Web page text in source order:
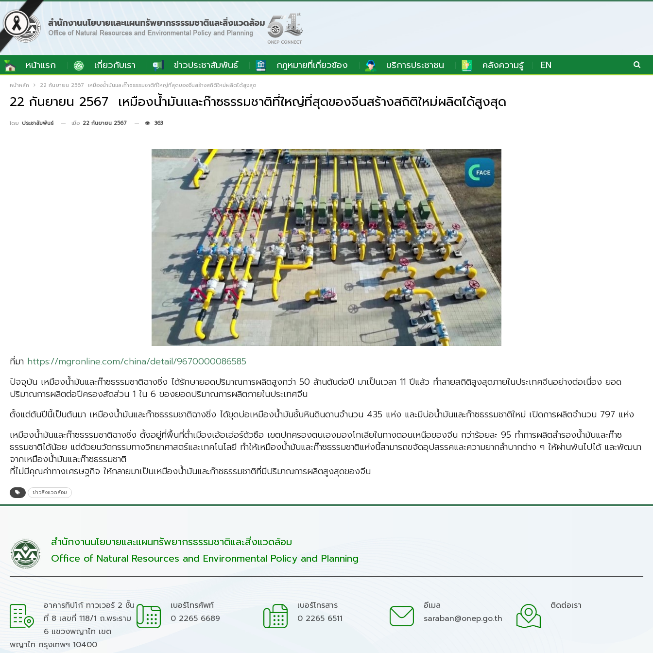
หน้าแรก เกี่ยวกับเรา ข่าวประชาสัมพันธ์ กฎหมายที่เกี่ยวข้อง บริการประชาชน คลังความรู้ EN
หน้าหลัก 22 กันยายน 2567 เหมืองน้ำมันและก๊าซธรรมชาติที่ใหญ่ที่สุดของจีนสร้างสถิติใหม่ผลิตได้สูงสุด
22 กันยายน 2567 เหมืองน้ำมันและก๊าซธรรมชาติที่ใหญ่ที่สุดของจีนสร้างสถิติใหม่ผลิตได้สูงสุด
โดย ประชาสัมพันธ์ เมื่อ 22 กันยายน 2567 363
ที่มา https://mgronline.com/china/detail/9670000086585
ปัจจุบัน เหมืองน้ำมันและก๊าซธรรมชาติฉางชิ่ง ได้รักษายอดปริมาณการผลิตสูงกว่า 50 ล้านตันต่อปี มาเป็นเวลา 11 ปีแล้ว ทำลายสถิติสูงสุดภายในประเทศจีนอย่างต่อเนื่อง ยอด
ปริมาณการผลิตต่อปีครองสัดส่วน 1 ใน 6 ของยอดปริมาณการผลิตภายในประเทศจีน
ตั้งแต่ต้นปีนี้เป็นต้นมา เหมืองน้ำมันและก๊าซธรรมชาติฉางชิ่ง ได้ขุดบ่อเหมืองน้ำมันชั้นหินดินดานจำนวน 435 แห่ง และมีบ่อน้ำมันและก๊าซธรรมชาติใหม่ เปิดการผลิตจำนวน 797 แห่ง
เหมืองน้ำมันและก๊าซธรรมชาติฉางชิ่ง ตั้งอยู่ที่พื้นที่ต่ำเมืองเอ้อเอ่อร์ตัวซือ เขตปกครองตนเองมองโกเลียในทางตอนเหนือของจีน กว่าร้อยละ 95 ทำการผลิตสำรองน้ำมันและก๊าซ
ธรรมชาติได้น้อย แต่ด้วยนวัตกรรมทางวิทยาศาสตร์และเทคโนโลยี ทำให้เหมืองน้ำมันและก๊าซธรรมชาติแห่งนี้สามารถขจัดอุปสรรคและความยากลำบากต่าง ๆ ให้ผ่านพ้นไปได้ และพัฒนา
จากเหมืองน้ำมันและก๊าซธรรมชาติ
ที่ไม่มีคุณค่าทางเศรษฐกิจ ให้กลายมาเป็นเหมืองน้ำมันและก๊าซธรรมชาติที่มีปริมาณการผลิตสูงสุดของจีน
ข่าวสิ่งแวดล้อม
สำนักงานนโยบายและแผนทรัพยากรธรรมชาติและสิ่งแวดล้อม
Office of Natural Resources and Environmental Policy and Planning
อาคารทิปโก้ ทาวเวอร์ 2 ชั้น
ที่ 8 เลขที่ 118/1 ถ.พระราม
6 แขวงพญาไท เขต
พญาไท กรุงเทพฯ 10400
เบอร์โทรศัพท์
0 2265 6689
เบอร์โทรสาร
0 2265 6511
อีเมล
saraban@onep.go.th
ติดต่อเรา